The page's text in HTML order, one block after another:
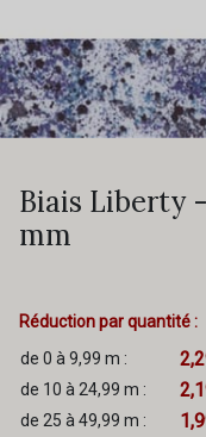
Biais Liberty
mm
Réduction par quantité :
de 0 à 9,99 m :
de 10 à 24,99 m :
de 25 à 49,99 m :